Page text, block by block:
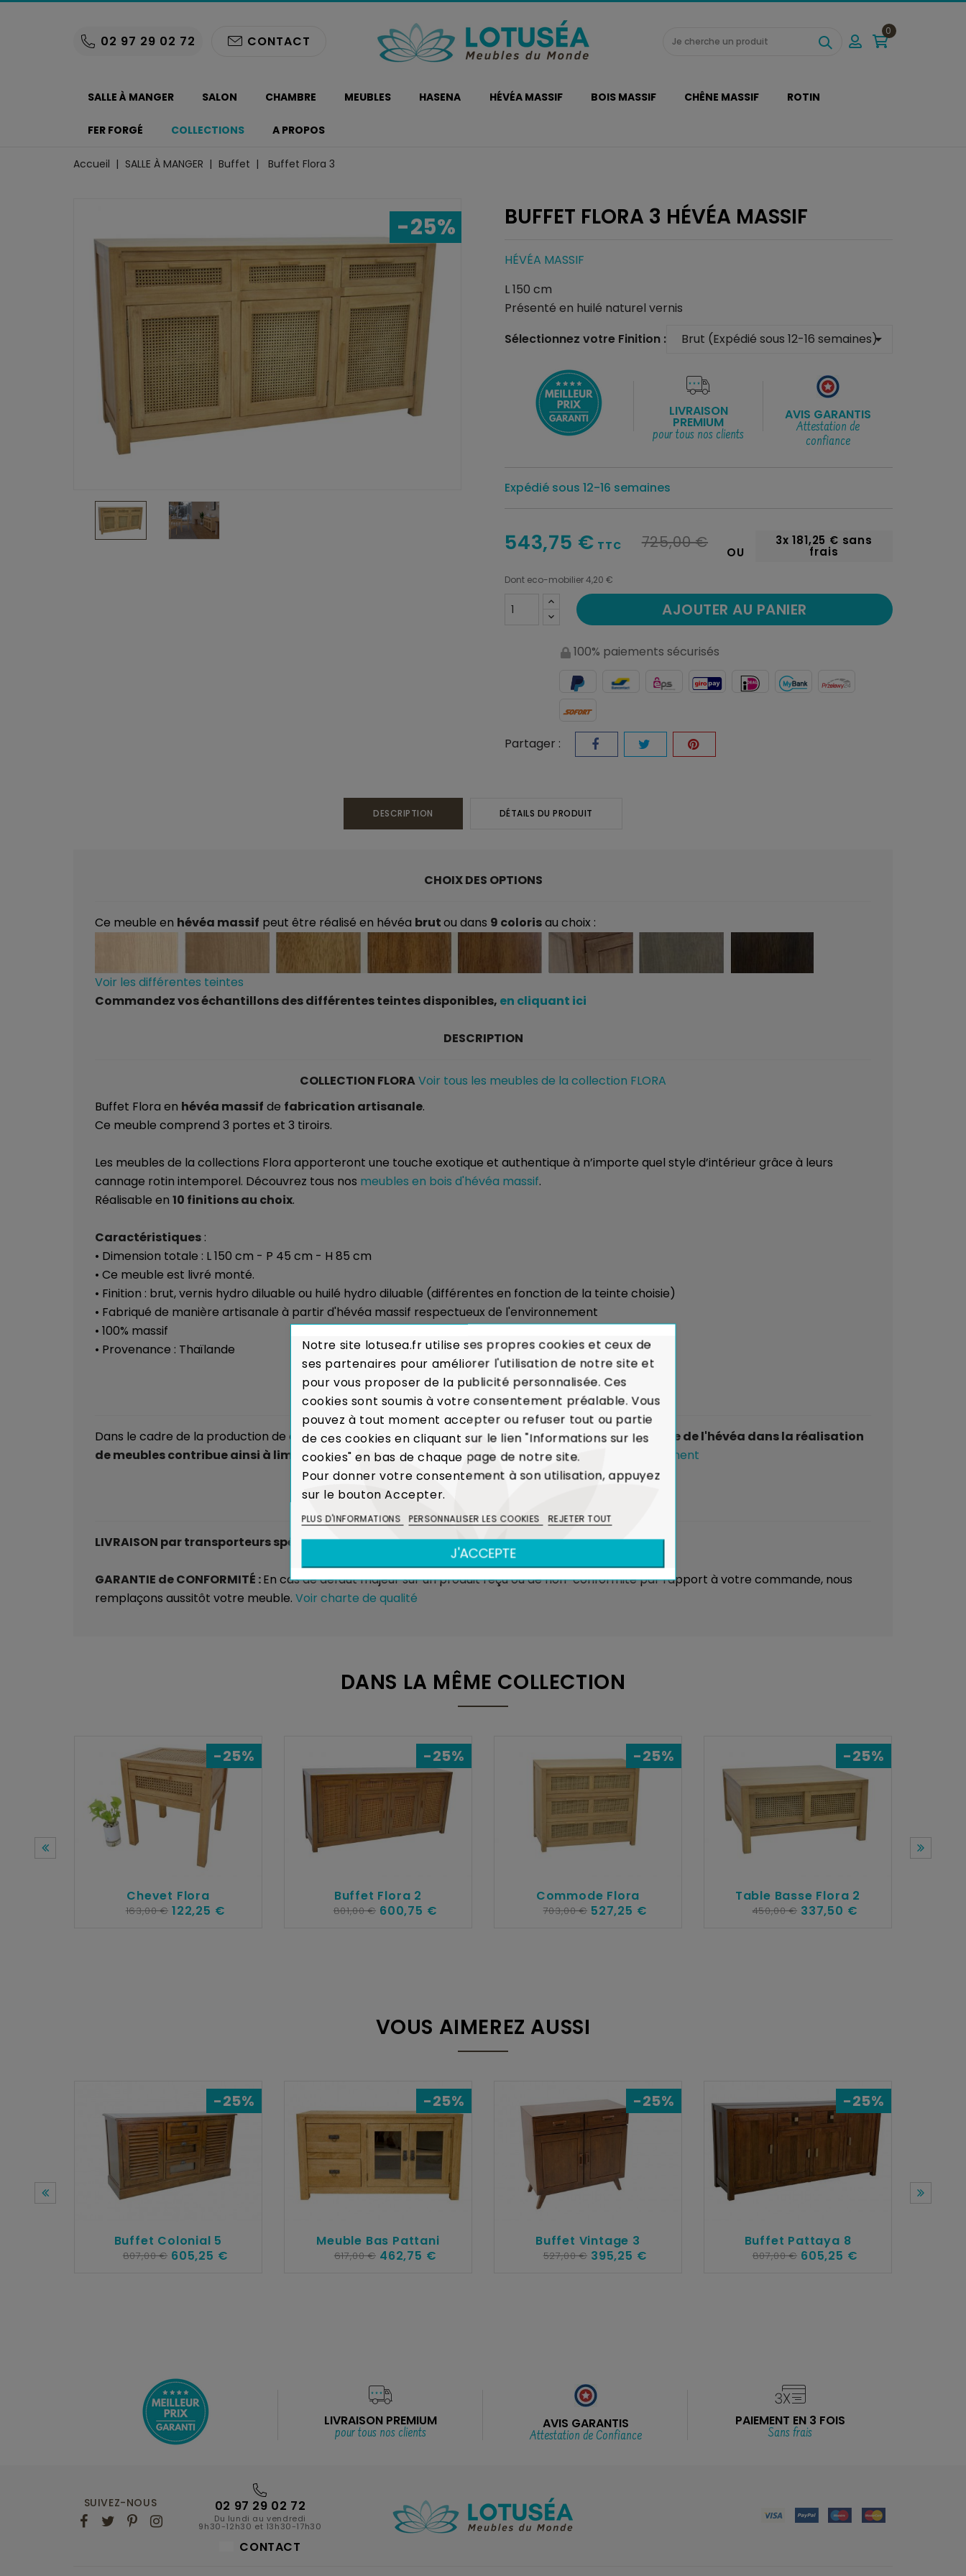
02 97 29 02 72 CONTACT
0
SALLE À MANGER SALON CHAMBRE MEUBLES HASENA HÉVÉA MASSIF BOIS MASSIF CHÊNE MASSIF ROTIN
FER FORGÉ COLLECTIONS A PROPOS
Accueil SALLE À MANGER Buffet Buffet Flora 3
-25% BUFFET FLORA 3 HÉVÉA MASSIF
HÉVÉA MASSIF
L 150 cm
Présenté en huilé naturel vernis
Sélectionnez votre Finition :
arrow_drop_down
LIVRAISON
PREMIUM
pour tous nos clients
AVIS GARANTIS
Attestation de
confiance
Expédié sous 12-16 semaines
543,75 € TTC 725,00 €
OU
3x181,25 € sans
frais
Dont eco-mobilier 4,20 €
AJOUTER AU PANIER
100% paiements sécurisés
Partager :
DESCRIPTION DÉTAILS DU PRODUIT
CHOIX DES OPTIONS
Ce meuble en hévéa massif peut être réalisé en hévéa brutou dans 9 colorisau choix :
Voir les différentes teintes
Commandez vos échantillons des différentes teintes disponibles, en cliquant ici
DESCRIPTION
COLLECTION FLORAVoir tous les meubles de la collection FLORA
Buffet Flora en hévéa massif de fabrication artisanale.
Ce meuble comprend 3 portes et 3 tiroirs.
Les meubles de la collections Flora apporteront une touche exotique et authentique à n’importe quel style d’intérieur grâce à leurs
cannage rotin intemporel. Découvrez tous nos meubles en bois d'hévéa massif.
Réalisable en 10 finitions au choix.
Caractéristiques :
• Dimension totale : L 150 cm - P 45 cm - H 85 cm
• Ce meuble est livré monté.
• Finition : brut, vernis hydro diluable ou huilé hydro diluable (différentes en fonction de la teinte choisie)
• Fabriqué de manière artisanale à partir d'hévéa massif respectueux de l'environnement
• 100% massif
• Provenance : Thaïlande
LE PETIT PLUS ÉCOLOGIQUE
Dans le cadre de la production de caoutchouc, l'hévéa était un arbre voué à l'incinération.Le recyclage de l'hévéa dans la réalisation
de meubles contribue ainsi à limiter l'émission de CO₂ dans l'atmosphère.Voir bois et environnement
LIVRAISON & GARANTIES
LIVRAISON par transporteurs spécialisés :Voir les modalités de livraison
GARANTIE de CONFORMITÉ :En cas de défaut majeur sur un produit reçu ou de non-conformité par rapport à votre commande, nous
remplaçons aussitôt votre meuble. Voir charte de qualité
DANS LA MÊME COLLECTION
-25%
Chevet Flora
163,00 € 122,25 €
-25%
Buffet Flora 2
801,00 € 600,75 €
-25%
Commode Flora
703,00 € 527,25 €
-25%
Table Basse Flora 2
450,00 € 337,50 €
VOUS AIMEREZ AUSSI
-25%
Buffet Colonial 5
807,00 € 605,25 €
-25%
Meuble Bas Pattani
617,00 € 462,75 €
-25%
Buffet Vintage 3
527,00 € 395,25 €
-25%
Buffet Pattaya 8
807,00 € 605,25 €
LIVRAISON PREMIUM
pour tous nos clients
AVIS GARANTIS
Attestation de Confiance
PAIEMENT EN 3 FOIS
Sans frais
SUIVEZ-NOUS 02 97 29 02 72
Du lundi au vendredi
9h30-12h30 et 13h30-17h30
CONTACT
Notre site lotusea.fr utilise ses propres cookies et ceux de
ses partenaires pour améliorer l'utilisation de notre site et
pour vous proposer de la publicité personnalisée. Ces
cookies sont soumis à votre consentement préalable. Vous
pouvez à tout moment accepter ou refuser tout ou partie
de ces cookies en cliquant sur le lien "Informations sur les
cookies" en bas de chaque page de notre site.
Pour donner votre consentement à son utilisation, appuyez
sur le bouton Accepter.
PLUS D'INFORMATIONS PERSONNALISER LES COOKIES REJETER TOUT
J'ACCEPTE